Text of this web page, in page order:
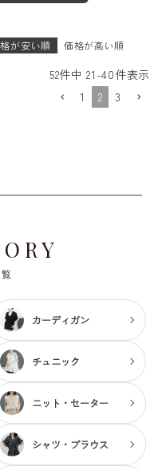
が安い順 価格が高い順
52件中 21 -40件表示
1
2 3
カーディガン
チュニック
ニット・セーター
シャツ・ブラウス